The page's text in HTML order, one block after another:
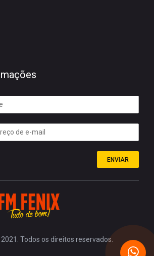
ENVIAR
Todos os direitos reservados.